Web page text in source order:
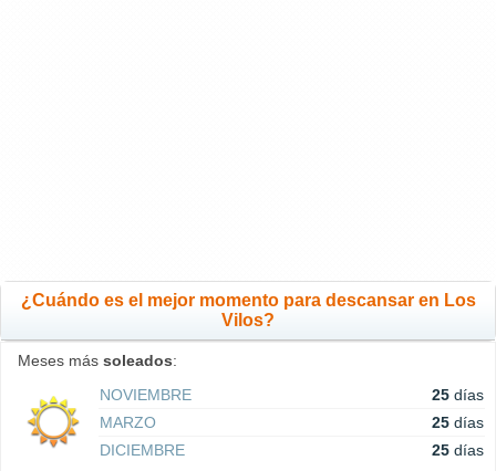
¿Cuándo es el mejor momento para descansar en Los
Vilos?
Meses más soleados:
NOVIEMBRE
25 días
MARZO
25 días
DICIEMBRE
25 días